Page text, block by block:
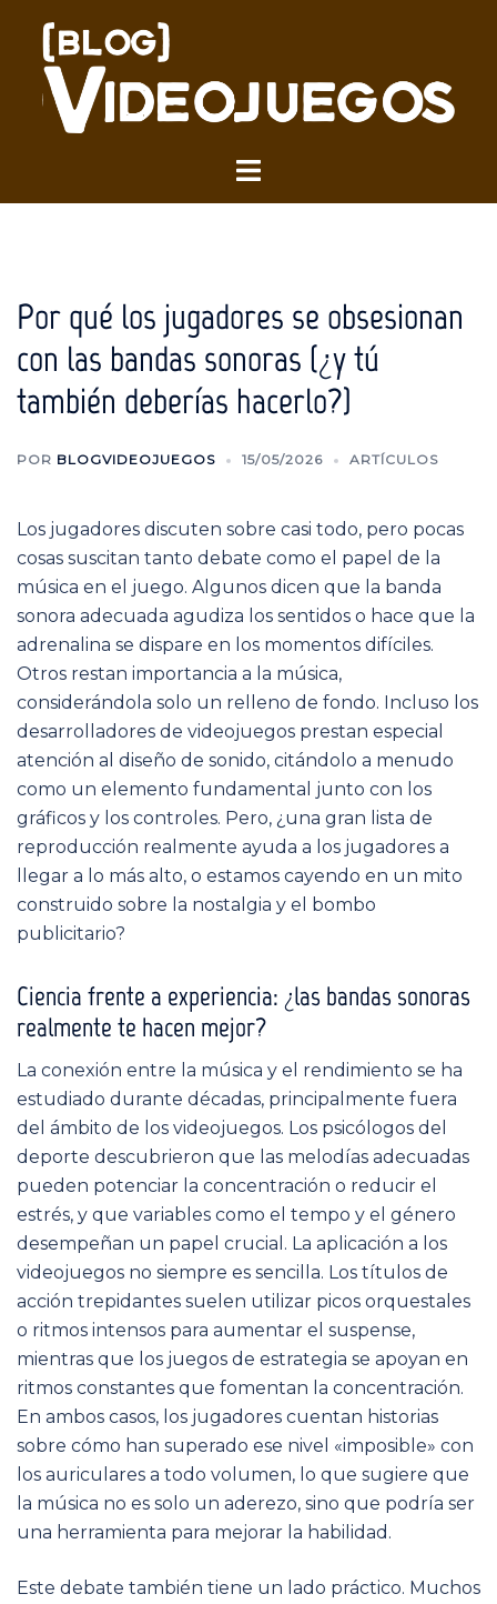
contenido
Alternar
Por qué los jugadores se obsesionan
con las bandas sonoras (¿y tú
también deberías hacerlo?)
POR BLOGVIDEOJUEGOS 15/05/2026 ARTÍCULOS
Los jugadores discuten sobre casi todo, pero pocas
cosas suscitan tanto debate como el papel de la
música en el juego. Algunos dicen que la banda
sonora adecuada agudiza los sentidos o hace que la
adrenalina se dispare en los momentos difíciles.
Otros restan importancia a la música,
considerándola solo un relleno de fondo. Incluso los
desarrolladores de videojuegos prestan especial
atención al diseño de sonido, citándolo a menudo
como un elemento fundamental junto con los
gráficos y los controles. Pero, ¿una gran lista de
reproducción realmente ayuda a los jugadores a
llegar a lo más alto, o estamos cayendo en un mito
construido sobre la nostalgia y el bombo
publicitario?
Ciencia frente a experiencia: ¿las bandas sonoras
realmente te hacen mejor?
La conexión entre la música y el rendimiento se ha
estudiado durante décadas, principalmente fuera
del ámbito de los videojuegos. Los psicólogos del
deporte descubrieron que las melodías adecuadas
pueden potenciar la concentración o reducir el
estrés, y que variables como el tempo y el género
desempeñan un papel crucial. La aplicación a los
videojuegos no siempre es sencilla. Los títulos de
acción trepidantes suelen utilizar picos orquestales
o ritmos intensos para aumentar el suspense,
mientras que los juegos de estrategia se apoyan en
ritmos constantes que fomentan la concentración.
En ambos casos, los jugadores cuentan historias
sobre cómo han superado ese nivel «imposible» con
los auriculares a todo volumen, lo que sugiere que
la música no es solo un aderezo, sino que podría ser
una herramienta para mejorar la habilidad.
Este debate también tiene un lado práctico. Muchos